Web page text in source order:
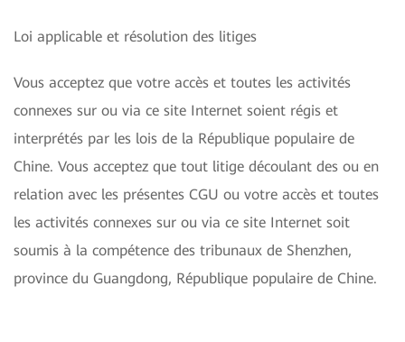
Loi applicable et résolution des litiges
Vous acceptez que votre accès et toutes les activités
connexes sur ou via ce site Internet soient régis et
interprétés par les lois de la République populaire de
Chine. Vous acceptez que tout litige découlant des ou en
relation avec les présentes CGU ou votre accès et toutes
les activités connexes sur ou via ce site Internet soit
soumis à la compétence des tribunaux de Shenzhen,
province du Guangdong, République populaire de Chine.